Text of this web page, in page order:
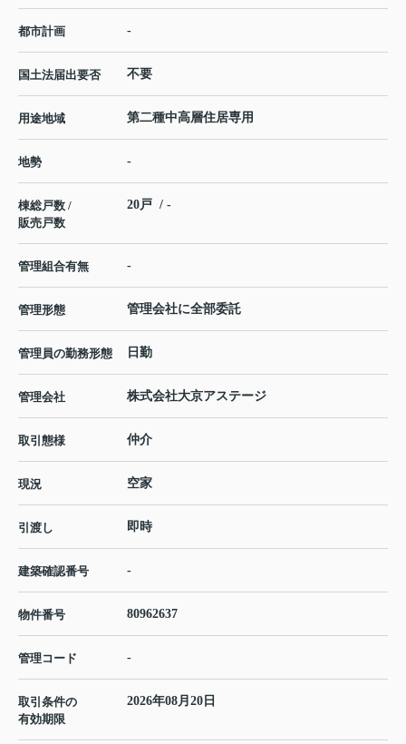
都市計画 -
国土法届出要否 不要
用途地域 第二種中高層住居専用
地勢 -
棟総戸数 /
販売戸数
20戸 / -
管理組合有無 -
管理形態 管理会社に全部委託
管理員の勤務形態 日勤
管理会社 株式会社大京アステージ
取引態様 仲介
現況 空家
引渡し 即時
建築確認番号 -
物件番号 80962637
管理コード -
取引条件の
有効期限
2026年08月20日